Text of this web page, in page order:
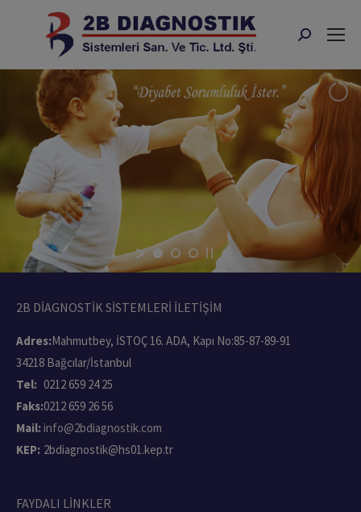
Search:
2B DİAGNOSTİK SİSTEMLERİ İLETİŞİM
Adres:Mahmutbey, İSTOÇ 16. ADA, Kapı No:85-87-89-91
34218 Bağcılar/İstanbul
Tel: 0212 659 24 25
Faks:0212 659 26 56
Mail: info@2bdiagnostik.com
KEP: 2bdiagnostik@hs01.kep.tr
FAYDALI LİNKLER